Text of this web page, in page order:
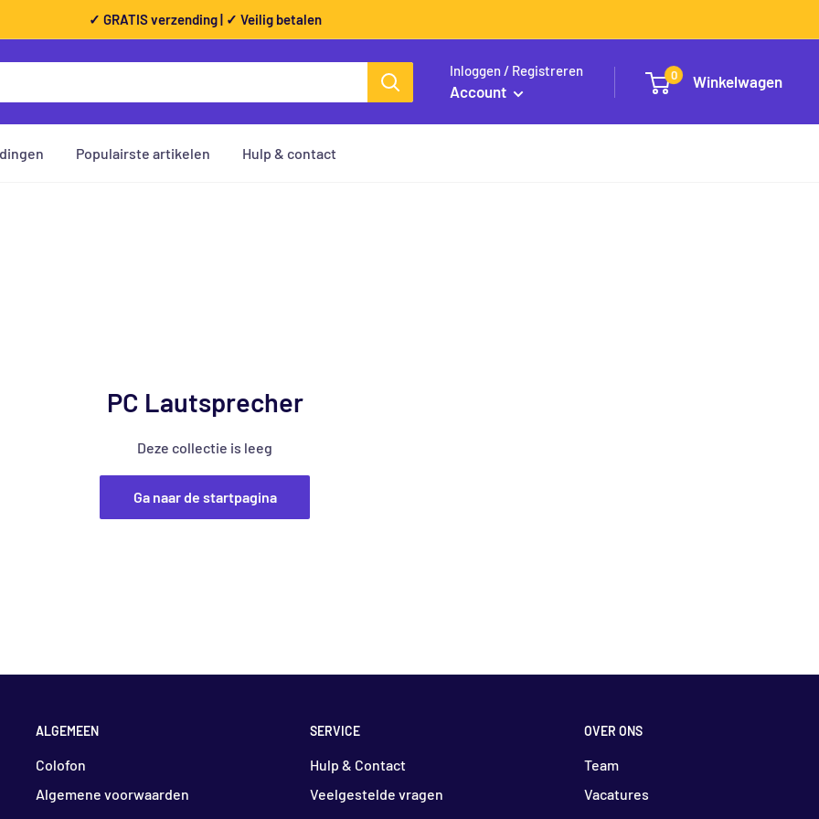
✓ GRATIS verzending | ✓ Veilig betalen
Inloggen / Registreren
Account
0 Winkelwagen
Populairste artikelen Hulp & contact
PC Lautsprecher
Deze collectie is leeg
Ga naar de startpagina
ALGEMEEN
Colofon
Algemene voorwaarden
SERVICE
Hulp & Contact
Veelgestelde vragen
OVER ONS
Team
Vacatures